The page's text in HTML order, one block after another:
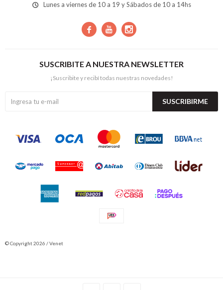
Lunes a viernes de 10 a 19 y Sábados de 10 a 14hs
  
SUSCRIBITE A NUESTRA NEWSLETTER
¡Suscribite y recibí todas nuestras novedades!
SUSCRIBIRME
© Copyright 2026 / Venet